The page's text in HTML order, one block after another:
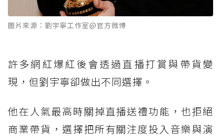
圖片來源：劉宇寧工作室@官方微博
許多網紅爆紅後會透過直播打賞與帶貨變
現，但劉宇寧卻做出不同選擇。
他在人氣最高時關掉直播送禮功能，也拒絕
商業帶貨，選擇把所有關注度投入音樂與演